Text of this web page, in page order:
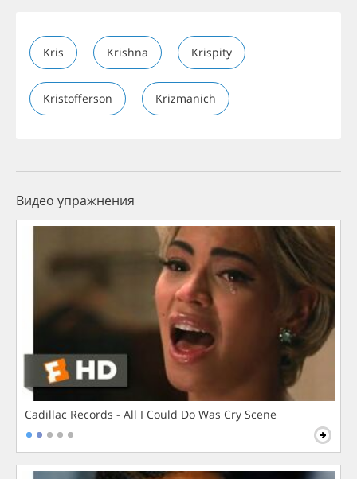
Kris Krishna Krispity
Kristofferson Krizmanich
Видео упражнения
Cadillac Records - All I Could Do Was Cry Scene